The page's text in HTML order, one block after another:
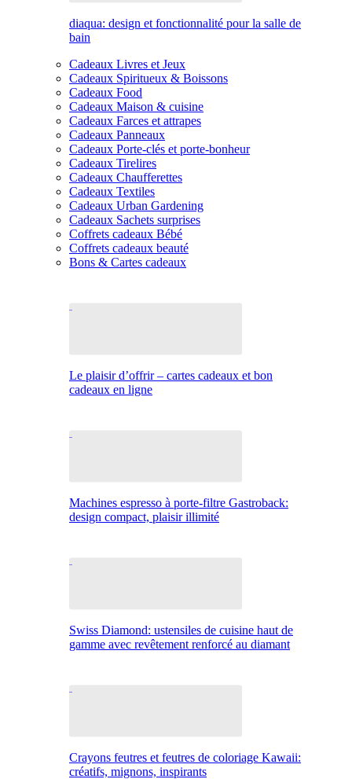
diaqua: design et fonctionnalité pour la salle de
bain
Cadeaux Livres et Jeux
Cadeaux Spiritueux & Boissons
Cadeaux Food
Cadeaux Maison & cuisine
Cadeaux Farces et attrapes
Cadeaux Panneaux
Cadeaux Porte-clés et porte-bonheur
Cadeaux Tirelires
Cadeaux Chaufferettes
Cadeaux Textiles
Cadeaux Urban Gardening
Cadeaux Sachets surprises
Coffrets cadeaux Bébé
Coffrets cadeaux beauté
Bons & Cartes cadeaux
Le plaisir d’offrir – cartes cadeaux et bon
cadeaux en ligne
Machines espresso à porte-filtre Gastroback:
design compact, plaisir illimité
Swiss Diamond: ustensiles de cuisine haut de
gamme avec revêtement renforcé au diamant
Crayons feutres et feutres de coloriage Kawaii:
créatifs, mignons, inspirants